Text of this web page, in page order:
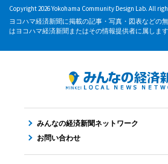
Copyright 2026 Yokohama Community Design Lab. All
ヨコハマ経済新聞に掲載の記事・写真・図表などの
はヨコハマ経済新聞またはその情報提供者に属します
みんなの経済新聞ネットワーク
お問い合わせ